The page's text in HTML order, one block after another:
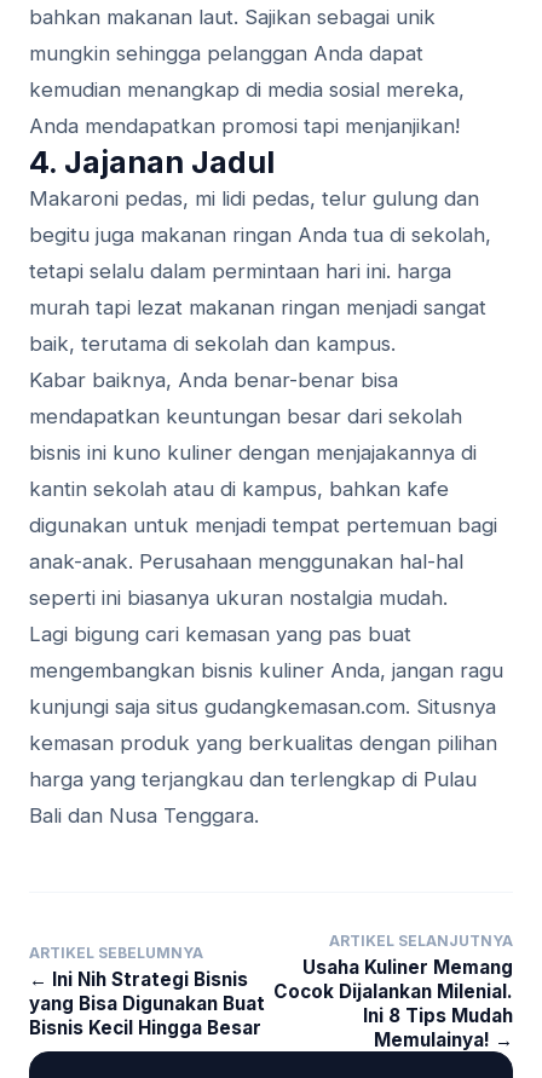
bahkan makanan laut. Sajikan sebagai unik
mungkin sehingga pelanggan Anda dapat
kemudian menangkap di media sosial mereka,
Anda mendapatkan promosi tapi menjanjikan!
4. Jajanan Jadul
Makaroni pedas, mi lidi pedas, telur gulung dan
begitu juga makanan ringan Anda tua di sekolah,
tetapi selalu dalam permintaan hari ini. harga
murah tapi lezat makanan ringan menjadi sangat
baik, terutama di sekolah dan kampus.
Kabar baiknya, Anda benar-benar bisa
mendapatkan keuntungan besar dari sekolah
bisnis ini kuno kuliner dengan menjajakannya di
kantin sekolah atau di kampus, bahkan kafe
digunakan untuk menjadi tempat pertemuan bagi
anak-anak. Perusahaan menggunakan hal-hal
seperti ini biasanya ukuran nostalgia mudah.
Lagi bigung cari kemasan yang pas buat
mengembangkan bisnis kuliner Anda, jangan ragu
kunjungi saja situs gudangkemasan.com. Situsnya
kemasan produk yang berkualitas dengan pilihan
harga yang terjangkau dan terlengkap di Pulau
Bali dan Nusa Tenggara.
ARTIKEL SEBELUMNYA
← Ini Nih Strategi Bisnis
yang Bisa Digunakan Buat
Bisnis Kecil Hingga Besar
ARTIKEL SELANJUTNYA
Usaha Kuliner Memang
Cocok Dijalankan Milenial.
Ini 8 Tips Mudah
Memulainya! →